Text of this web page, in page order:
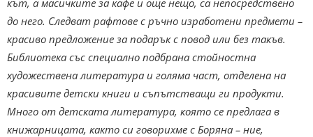
до него. Следват рафтове с ръчно изработени предмети –
красиво предложение за подарък с повод или без такъв.
Библиотека със специално подбрана стойностна
художествена литература и голяма част, отделена на
красивите детски книги и съпътстващи ги продукти.
Много от детската литература, която се предлага в
книжарницата, както си говорихме с Боряна – ние,